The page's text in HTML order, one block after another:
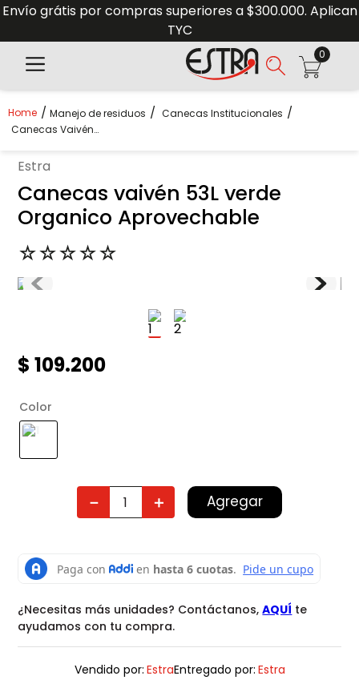
Envío grátis por compras superiores a $300.000. Aplican
TYC
0
Manejo de residuos
Canecas Institucionales
Canecas Vaivén 53L Verde Organico Aprovechable
estra
Canecas vaivén 53L verde
Organico Aprovechable
☆☆☆☆☆
$ 109.200
Color
＋
－ Agregar
¿Necesitas más unidades? Contáctanos,AQUÍ te
ayudamos con tu compra.
Vendido por: EstraEntregado por: Estra